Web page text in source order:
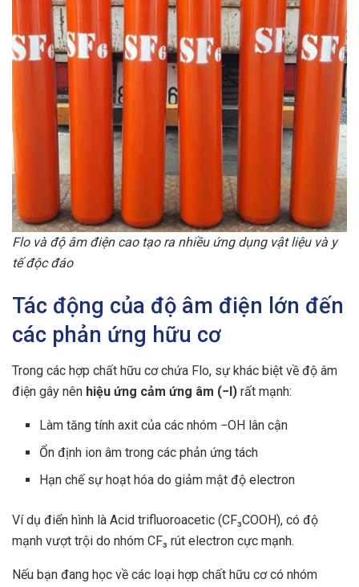
Flo và độ âm điện cao tạo ra nhiều ứng dụng vật liệu và y
tế độc đáo
Tác động của độ âm điện lớn đến
các phản ứng hữu cơ
Trong các hợp chất hữu cơ chứa Flo, sự khác biệt về độ âm
điện gây nên hiệu ứng cảm ứng âm (−I) rất mạnh:
Làm tăng tính axit của các nhóm −OH lân cận
Ổn định ion âm trong các phản ứng tách
Hạn chế sự hoạt hóa do giảm mật độ electron
Ví dụ điển hình là Acid trifluoroacetic (CF₃COOH), có độ
mạnh vượt trội do nhóm CF₃ rút electron cực mạnh.
Nếu bạn đang học về các loại hợp chất hữu cơ có nhóm